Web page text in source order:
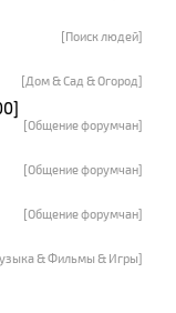
[Поиск людей]
[Дом & Сад & Огород]
[Общение форумчан]
[Общение форумчан]
[Общение форумчан]
& Фильмы & Игры]